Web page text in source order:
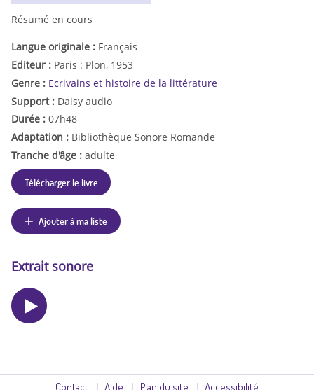
Résumé en cours
Langue originale : Français
Editeur : Paris : Plon, 1953
Genre : Ecrivains et histoire de la littérature
Support : Daisy audio
Durée : 07h48
Adaptation : Bibliothèque Sonore Romande
Tranche d'âge : adulte
Télécharger le livre
Ajouter à ma liste
Extrait sonore
Contact Aide Plan du site Accessibilité